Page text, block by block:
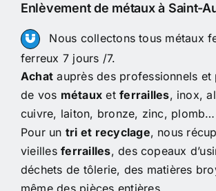
Enlèvement de métaux à Saint-
Nous collectons tous métaux
ferreux 7 jours /7.
Achat auprès des professionnels et
de vos métaux etferrailles, inox,
cuivre, laiton, bronze, zinc, plomb…
Pour un tri et recyclage, nous
vieillesferrailles, des copeaux
déchets de tôlerie, des matières